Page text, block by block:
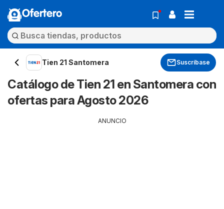
Ofertero
Tien 21 Santomera Suscríbase
Catálogo de Tien 21 en Santomera con
ofertas para Agosto 2026
ANUNCIO